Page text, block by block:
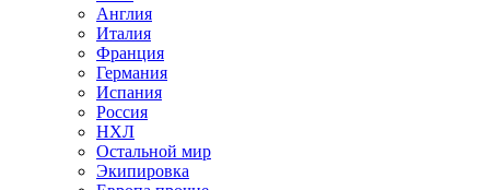
Англия
Италия
Франция
Германия
Испания
Россия
НХЛ
Остальной мир
Экипировка